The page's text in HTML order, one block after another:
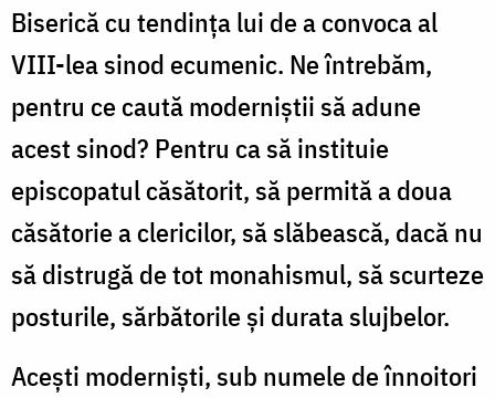
Biserică cu tendinţa lui de a convoca al
VIII-lea sinod ecumenic. Ne întrebăm,
pentru ce caută moderniştii să adune
acest sinod? Pentru ca să instituie
episcopatul căsătorit, să permită a doua
căsătorie a clericilor, să slăbească, dacă nu
să distrugă de tot monahismul, să scurteze
posturile, sărbătorile şi durata slujbelor.
Aceşti modernişti, sub numele de înnoitori